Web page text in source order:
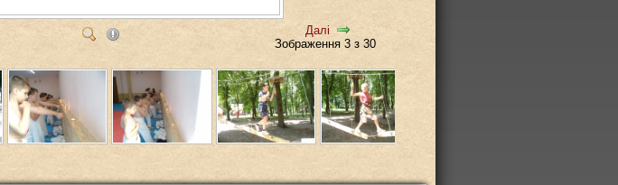
Далі
Зображення 3 з 30